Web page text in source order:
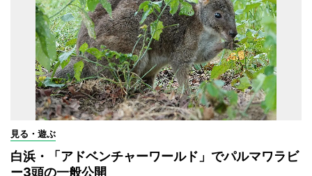
見る・遊ぶ
白浜・「アドベンチャーワールド」でパルマワラビ
ー3頭の一般公開